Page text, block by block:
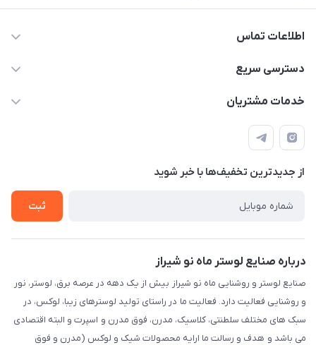
اطلاعات تماس
09171115348
طبقه همکف واحد 131
دسترسی سریع
مجله فروشگاه
درباره ما
تماس با ما
خدمات مشتریان
قوانین و مقررات
حریم خصوصی
راهنما
از جدید‌ترین تخفیف‌ها با‌ خبر شوید
ثبت
درباره صنایع لوستر ماه نو شیراز
صنایع لوستر و روشنایی ماه نو شیراز بیش از یک دهه در عرصه برق، لوستر، نور
و روشنایی فعالیت دارد. فعالیت ما در راستای تولید لوسترهای زیبا، لوکس، در
سبک های مختلف سلطنتی، کلاسیک، مدرن، فوق مدرن و اسپرت و البته اقتصادی
می باشد و هدف و رسالت ما ارایه محصولات شیک و لوکس (مدرن و فوق